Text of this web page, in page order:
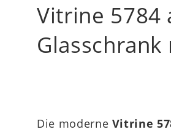
Vitrine 5784
Die moderne Vitrine